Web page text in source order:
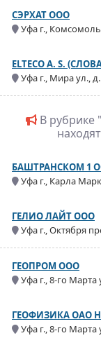
СЭРХАТ ООО
Уфа г.,
ELTECO A. S.
Уфа г., Мира ул.,
В рубрике "
БАШТРАНСКОМ 1
Уфа г., Карла
ГЕЛИО ЛАЙТ ООО
Уфа г., Октября
ГЕОПРОМ ООО
Уфа г., 8-го Марта
ГЕОФИЗИКА ОАО
Уфа г., 8-го Марта